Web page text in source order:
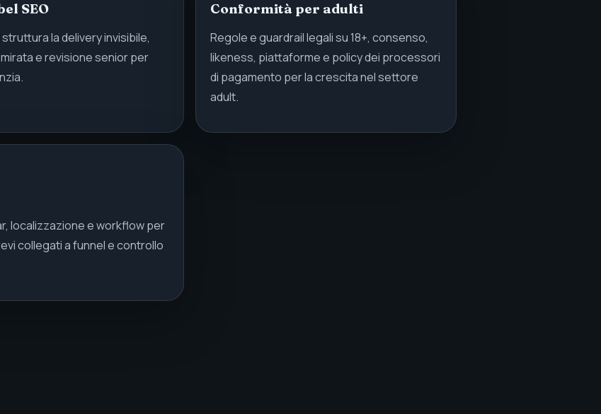
SEO
struttura la delivery invisibile,
e revisione senior per
Conformità per adulti
Regole e guardrail legali su 18+, consenso,
likeness, piattaforme e policy dei processori
di pagamento per la crescita nel settore
adult.
localizzazione e workflow per
collegati a funnel e controllo